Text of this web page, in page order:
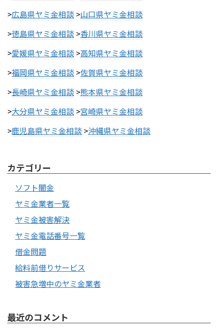
>広島県ヤミ金相談 >山口県ヤミ金相談
>徳島県ヤミ金相談 >香川県ヤミ金相談
>愛媛県ヤミ金相談 >高知県ヤミ金相談
>福岡県ヤミ金相談 >佐賀県ヤミ金相談
>長崎県ヤミ金相談 >熊本県ヤミ金相談
>大分県ヤミ金相談 >宮崎県ヤミ金相談
>鹿児島県ヤミ金相談 >沖縄県ヤミ金相談
カテゴリー
ソフト闇金
ヤミ金業者一覧
ヤミ金被害解決
ヤミ金電話番号一覧
借金問題
給料前借りサービス
被害急増中のヤミ金業者
最近のコメント